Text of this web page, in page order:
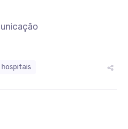
hospitais